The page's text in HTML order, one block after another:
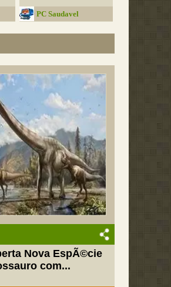
PC Saudavel
Nova EspÃ©cie
com...